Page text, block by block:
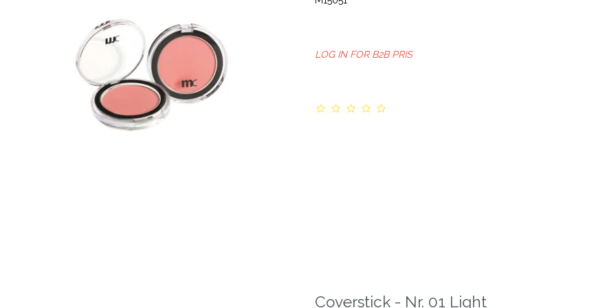
LOG IN FOR B2B PRIS
Coverstick - Nr. 01 Light